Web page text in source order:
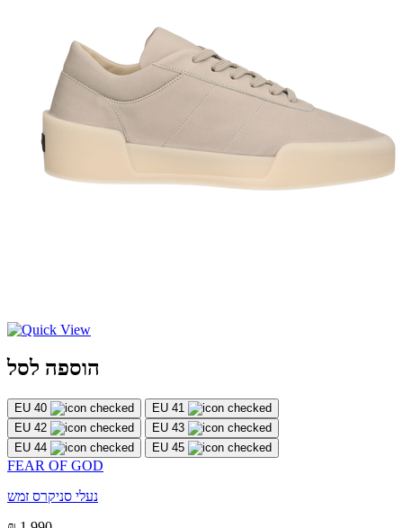
הוספה לסל
EU 40
EU 41
EU 42
EU 43
EU 44
EU 45
FEAR OF GOD
נעלי סניקרס זמש